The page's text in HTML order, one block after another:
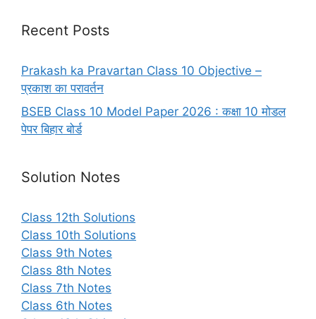
Recent Posts
Prakash ka Pravartan Class 10 Objective –
प्रकाश का परावर्तन
BSEB Class 10 Model Paper 2026 : कक्षा 10 मोडल
पेपर बिहार बोर्ड
Solution Notes
Class 12th Solutions
Class 10th Solutions
Class 9th Notes
Class 8th Notes
Class 7th Notes
Class 6th Notes